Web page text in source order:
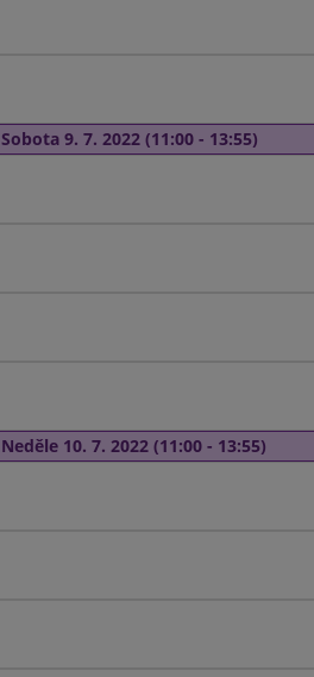
Sobota 9. 7. 2022 (11:00 - 13:55)
Neděle 10. 7. 2022 (11:00 - 13:55)